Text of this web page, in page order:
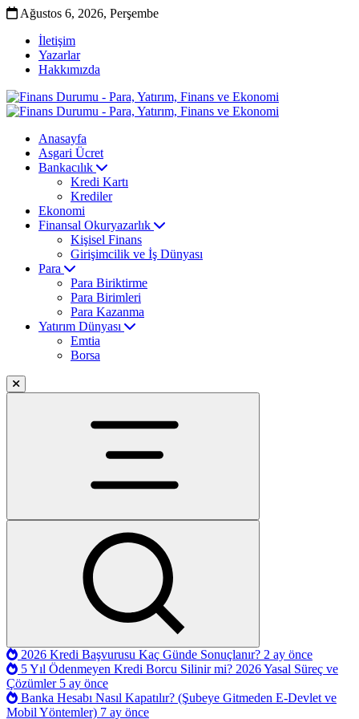
Ağustos 6, 2026, Perşembe
İletişim
Yazarlar
Hakkımızda
Anasayfa
Asgari Ücret
Bankacılık
Kredi Kartı
Krediler
Ekonomi
Finansal Okuryazarlık
Kişisel Finans
Girişimcilik ve İş Dünyası
Para
Para Biriktirme
Para Birimleri
Para Kazanma
Yatırım Dünyası
Emtia
Borsa
2026 Kredi Başvurusu Kaç Günde Sonuçlanır? 2 ay önce
5 Yıl Ödenmeyen Kredi Borcu Silinir mi? 2026 Yasal Süreç ve
Çözümler 5 ay önce
Banka Hesabı Nasıl Kapatılır? (Şubeye Gitmeden E-Devlet ve
Mobil Yöntemler) 7 ay önce